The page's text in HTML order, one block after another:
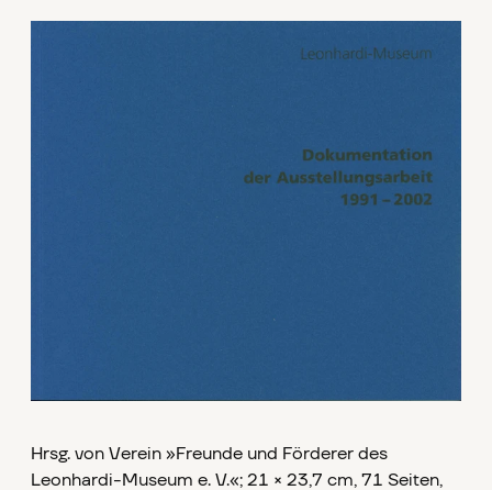
Hrsg. von Verein »Freunde und Förderer des
Leonhardi-Museum e. V.«; 21 × 23,7 cm, 71 Seiten,